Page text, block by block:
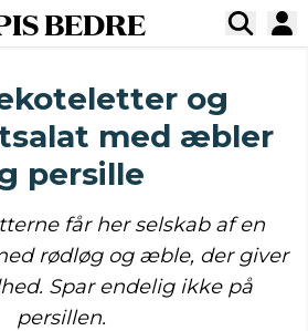
BEDRE
og
med æbler
persille
får her selskab af en
rødløg og æble, der giver
Spar endelig ikke på
persillen.